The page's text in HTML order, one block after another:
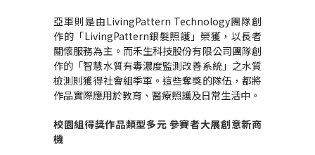
亞軍則是由LivingPattern Technology團隊創
作的 「LivingPattern銀髮照護」榮獲，以長者
關懷服務為主。而禾生科技股份有限公司團隊創
作的「智慧水質有毒濃度監測改善系統」之水質
檢測則獲得社會組季軍。這些奪獎的隊伍，都將
作品實際應用於教育、醫療照護及日常生活中。
校園組得獎作品類型多元 參賽者大展創意新商
機